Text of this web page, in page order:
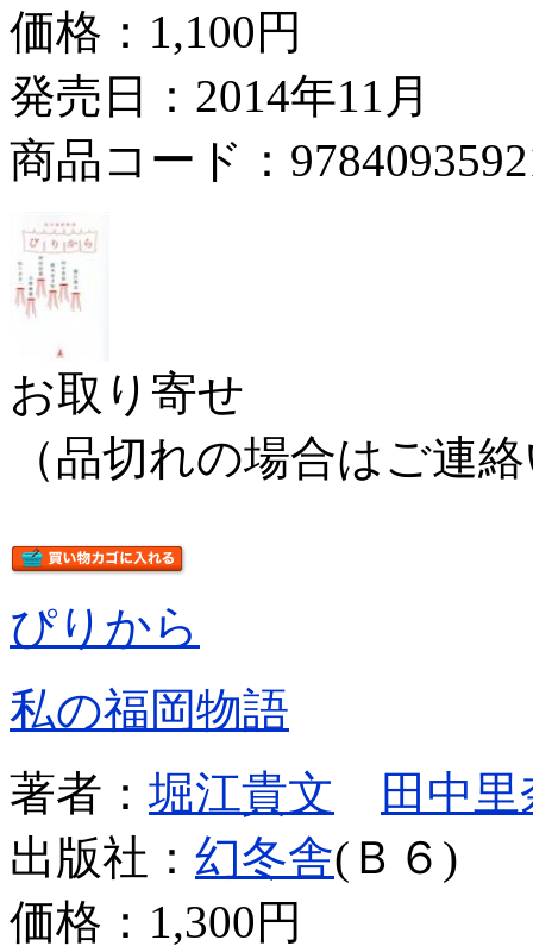
価格： 1,100円
発売日：2014年11月
商品コード：
お取り寄せ
（品切れの場合はご連
ぴりから
私の福岡物語
著者： 堀江貴文
田中里
出版社： 幻冬舎(Ｂ６)
価格： 1,300円